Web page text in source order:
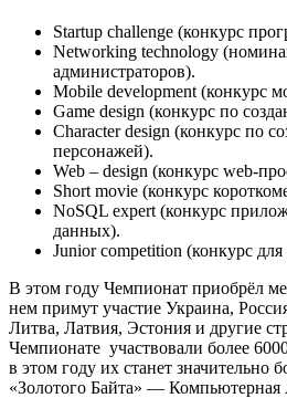
Startup challenge (конкурс
Networking technology
администраторов).
Mobile development (конкурс
Game design (конкурс по
Character design (конкурс по
персонажей).
Web – design (конкурс web-
Short movie (конкурс
NoSQL expert (конкурс
данных).
Junior competition (конкурс для
В этом году Чемпионат приобрёл
нем примут участие Украина,
Литва, Латвия, Эстония и другие
Чемпионате участвовали более
в этом году их станет значительно
«Золотого Байта» —